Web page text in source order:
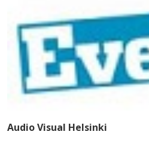
Audio Visual Helsinki